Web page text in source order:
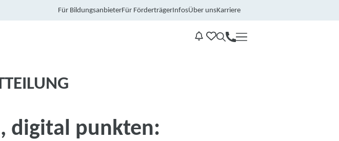
Für BildungsanbieterFür FörderträgerInfosÜber unsKarriere
Kontakt
digital punkten: